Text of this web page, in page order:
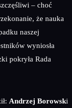
– choć
że nauka
naszej
wyniosła
pokryła Rada
Andrzej Borowski